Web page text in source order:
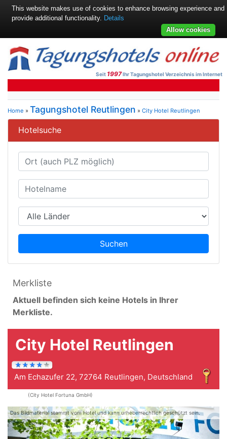
Seit 1997Ihr Tagungshotel Verzeichnis im Internet
Home » Tagungshotel Reutlingen » City Hotel Reutlingen
Hotelsuche
Suchen
Merkliste
Aktuell befinden sich keine Hotels in Ihrer
Merkliste.
City Hotel Reutlingen
Am Echazufer 22, 72764 Reutlingen, Deutschland
(City Hotel Fortuna GmbH)
Das Bildmaterial stammt vom Hotel und kann urheberrechtlich geschützt sein.
This website makes use of cookies to enhance browsing experience and
provide additional functionality. Details
Allow cookies